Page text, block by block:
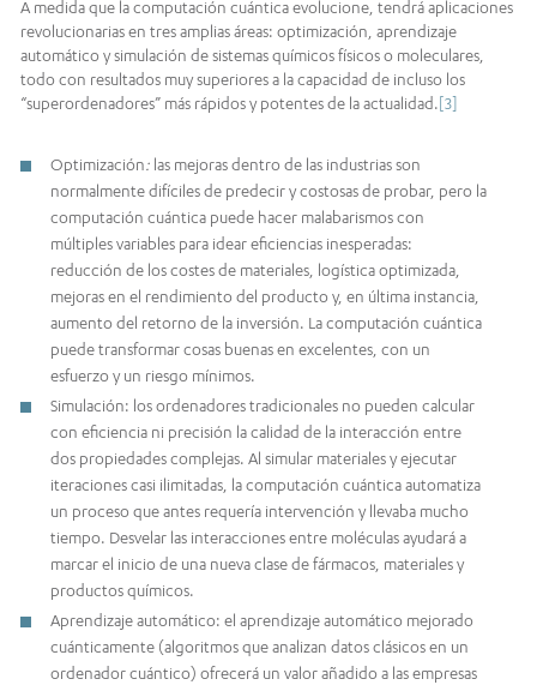
A medida que la computación cuántica evolucione, tendrá aplicaciones
revolucionarias en tres amplias áreas: optimización, aprendizaje
automático y simulación de sistemas químicos físicos o moleculares,
todo con resultados muy superiores a la capacidad de incluso los
“superordenadores” más rápidos y potentes de la actualidad.[3]
Optimización: las mejoras dentro de las industrias son
normalmente difíciles de predecir y costosas de probar, pero la
computación cuántica puede hacer malabarismos con
múltiples variables para idear eficiencias inesperadas:
reducción de los costes de materiales, logística optimizada,
mejoras en el rendimiento del producto y, en última instancia,
aumento del retorno de la inversión. La computación cuántica
puede transformar cosas buenas en excelentes, con un
esfuerzo y un riesgo mínimos.
Simulación: los ordenadores tradicionales no pueden calcular
con eficiencia ni precisión la calidad de la interacción entre
dos propiedades complejas. Al simular materiales y ejecutar
iteraciones casi ilimitadas, la computación cuántica automatiza
un proceso que antes requería intervención y llevaba mucho
tiempo. Desvelar las interacciones entre moléculas ayudará a
marcar el inicio de una nueva clase de fármacos, materiales y
productos químicos.
Aprendizaje automático: el aprendizaje automático mejorado
cuánticamente (algoritmos que analizan datos clásicos en un
ordenador cuántico) ofrecerá un valor añadido a las empresas